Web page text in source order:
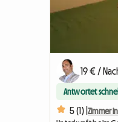
19 € /
Antwortet schnell
5 (1) |Zimmer